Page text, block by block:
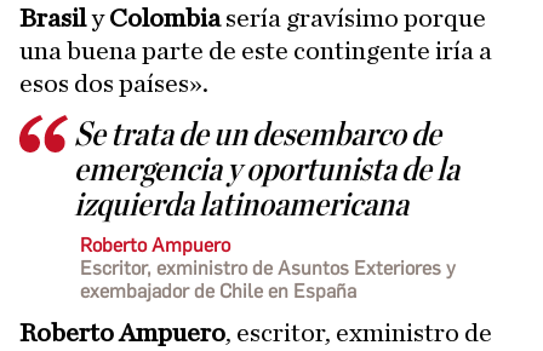
BrasilyColombiasería gravísimo porque
una buena parte de este contingente iría a
esos dos países».
Se trata de un desembarco de
emergencia y oportunista de la
izquierda latinoamericana
Roberto Ampuero
Escritor, exministro de Asuntos Exteriores y
exembajador de Chile en España
Roberto Ampuero, escritor, exministro de